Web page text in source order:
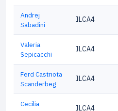
Andrej
Sabadini
ILCA4
Valeria
Sepicacchi
ILCA4
Ferd Castriota
Scanderbeg
ILCA4
Cecilia
ILCA4